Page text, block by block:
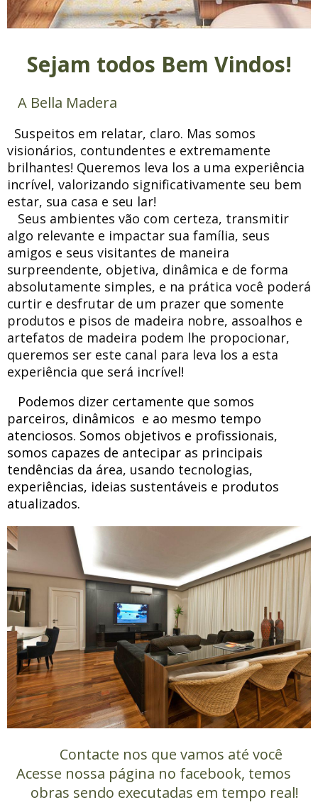
Sejam todos Bem Vindos!
A Bella Madera
Suspeitos em relatar, claro. Mas somos
visionários, contundentes e extremamente
brilhantes! Queremos leva los a uma experiência
incrível, valorizando significativamente seu bem
estar, sua casa e seu lar!
Seus ambientes vão com certeza, transmitir
algo relevante e impactar sua família, seus
amigos e seus visitantes de maneira
surpreendente, objetiva, dinâmica e de forma
absolutamente simples, e na prática você poderá
curtir e desfrutar de um prazer que somente
produtos e pisos de madeira nobre, assoalhos e
artefatos de madeira podem lhe propocionar,
queremos ser este canal para leva los a esta
experiência que será incrível!
Podemos dizer certamente que somos
parceiros, dinâmicos e ao mesmo tempo
atenciosos. Somos objetivos e profissionais,
somos capazes de antecipar as principais
tendências da área, usando tecnologias,
experiências, ideias sustentáveis e produtos
atualizados.
Contacte nos que vamos até você
Acesse nossa página no facebook, temos
obras sendo executadas em tempo real!